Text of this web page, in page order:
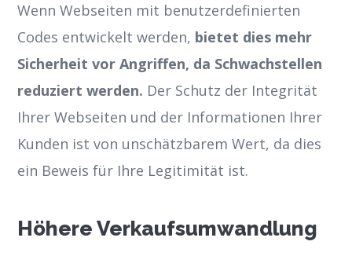
Wenn Webseiten mit benutzerdefinierten
Codes entwickelt werden, bietet dies mehr
Sicherheit vor Angriffen, da Schwachstellen
reduziert werden. Der Schutz der Integrität
Ihrer Webseiten und der Informationen Ihrer
Kunden ist von unschätzbarem Wert, da dies
ein Beweis für Ihre Legitimität ist.
Höhere Verkaufsumwandlung